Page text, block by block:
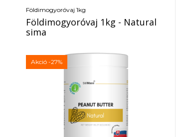
Földimogyoróvaj 1kg
Földimogyoróvaj 1kg - Natural
sima
Akció -27%